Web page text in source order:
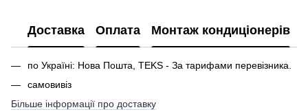
Доставка Оплата Монтаж кондиціонерів
по Україні: Нова Пошта, TEKS - За тарифами перевізника.
самовивіз
Більше інформації про доставку